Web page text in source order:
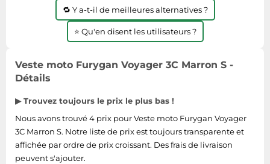
Tablettes tactiles
Tondeuses cheveux & barbe
Téléviseurs
Télévision & vidéo
Électroménager
🔁 Y a-t-il de meilleures alternatives ?
⭐ Qu'en disent les utilisateurs ?
Veste moto Furygan Voyager 3C Marron S -
Détails
▶ Trouvez toujours le prix le plus bas !
Nous avons trouvé 4 prix pour Veste moto Furygan Voyager
3C Marron S. Notre liste de prix est toujours transparente et
affichée par ordre de prix croissant. Des frais de livraison
peuvent s'ajouter.